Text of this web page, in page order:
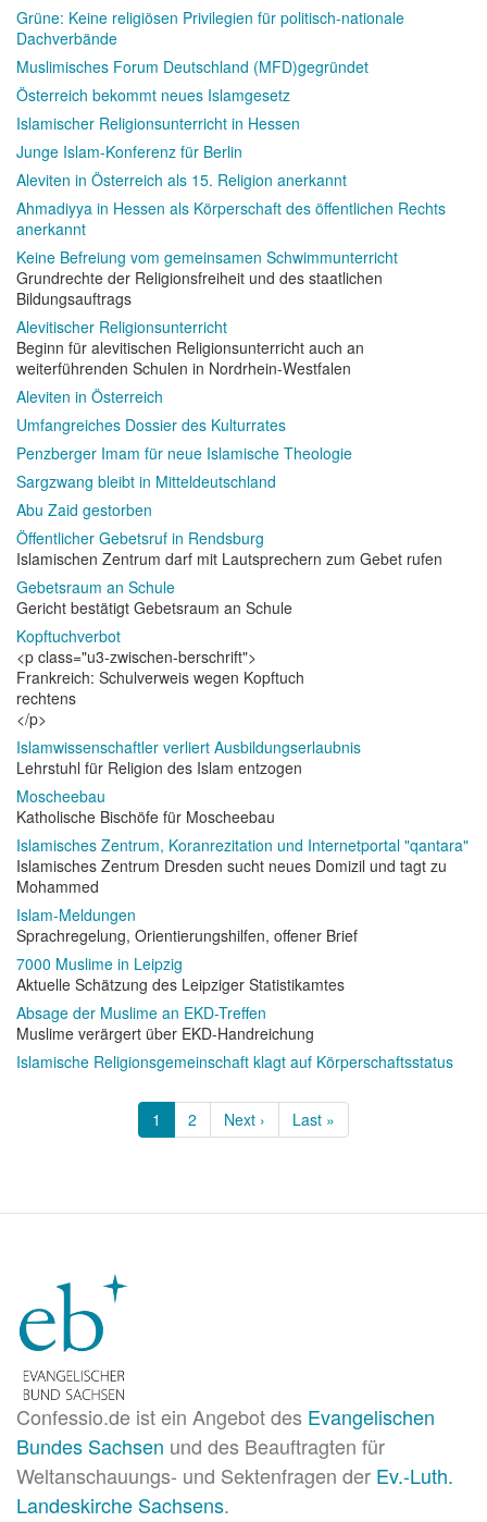
Grüne: Keine religiösen Privilegien für politisch-nationale
Dachverbände
Muslimisches Forum Deutschland (MFD)gegründet
Österreich bekommt neues Islamgesetz
Islamischer Religionsunterricht in Hessen
Junge Islam-Konferenz für Berlin
Aleviten in Österreich als 15. Religion anerkannt
Ahmadiyya in Hessen als Körperschaft des öffentlichen Rechts
anerkannt
Keine Befreiung vom gemeinsamen Schwimmunterricht
Grundrechte der Religionsfreiheit und des staatlichen
Bildungsauftrags
Alevitischer Religionsunterricht
Beginn für alevitischen Religionsunterricht auch an
weiterführenden Schulen in Nordrhein-Westfalen
Aleviten in Österreich
Umfangreiches Dossier des Kulturrates
Penzberger Imam für neue Islamische Theologie
Sargzwang bleibt in Mitteldeutschland
Abu Zaid gestorben
Öffentlicher Gebetsruf in Rendsburg
Islamischen Zentrum darf mit Lautsprechern zum Gebet rufen
Gebetsraum an Schule
Gericht bestätigt Gebetsraum an Schule
Kopftuchverbot
<p class="u3-zwischen-berschrift">
Frankreich: Schulverweis wegen Kopftuch
rechtens
</p>
Islamwissenschaftler verliert Ausbildungserlaubnis
Lehrstuhl für Religion des Islam entzogen
Moscheebau
Katholische Bischöfe für Moscheebau
Islamisches Zentrum, Koranrezitation und Internetportal "qantara"
Islamisches Zentrum Dresden sucht neues Domizil und tagt zu
Mohammed
Islam-Meldungen
Sprachregelung, Orientierungshilfen, offener Brief
7000 Muslime in Leipzig
Aktuelle Schätzung des Leipziger Statistikamtes
Absage der Muslime an EKD-Treffen
Muslime verärgert über EKD-Handreichung
Islamische Religionsgemeinschaft klagt auf Körperschaftsstatus
Seitennummerierung
Aktuelle
Seite
1 Page
2
Nächste
Seite
Next ›
Letzte
Seite
Last »
Confessio.de ist ein Angebot des Evangelischen
Bundes Sachsen und des Beauftragten für
Weltanschauungs- und Sektenfragen der Ev.-Luth.
Landeskirche Sachsens.